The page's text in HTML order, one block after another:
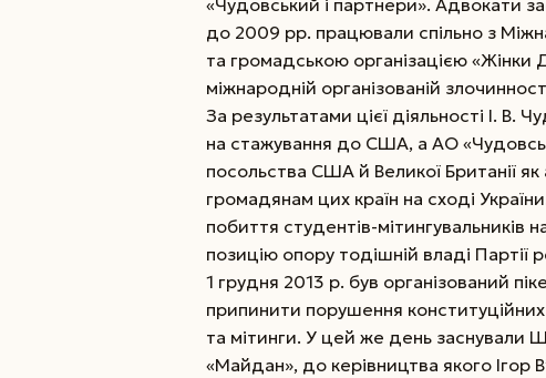
«Чудовський і партнери». Адвокати
до 2009 рр. працювали спільно з
та громадською організацією «Жінки
міжнародній організованій
За результатами цієї діяльності І. В.
на стажування до США, а АО
посольства США й Великої Британії
громадянам цих країн на сході
побиття студентів-мітингувальників
позицію опору тодішній владі Партії
1 грудня 2013 р. був організований
припинити порушення
та мітинги. У цей же день заснували
«Майдан», до керівництва якого Ігор